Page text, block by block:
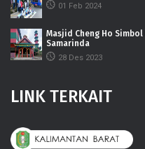
01 Feb 2024
Masjid Cheng Ho
Samarinda
28 Des 2023
LINK TERKAIT